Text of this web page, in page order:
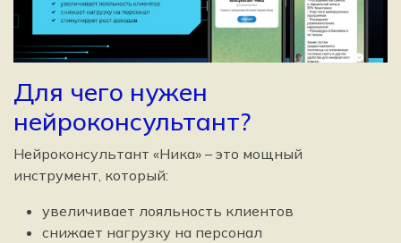
Для чего нужен
нейроконсультант?
Нейроконсультант «Ника» – это мощный
инструмент, который:
увеличивает лояльность клиентов
снижает нагрузку на персонал